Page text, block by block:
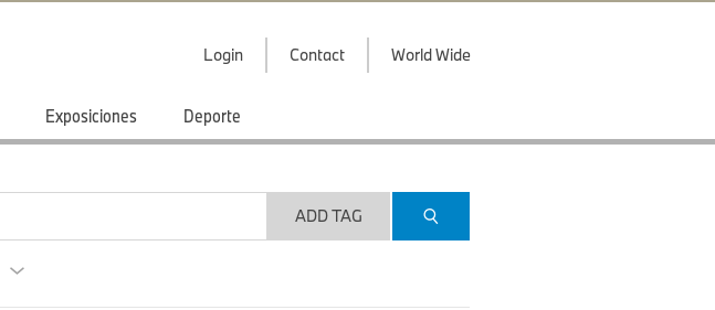
Login Contact World Wide
Exposiciones Deporte
ADD TAG